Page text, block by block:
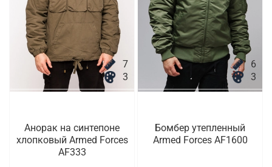
7
3
Анорак на синтепоне
хлопковый Armed Forces
AF333
6
3
Бомбер утепленный
Armed Forces AF1600